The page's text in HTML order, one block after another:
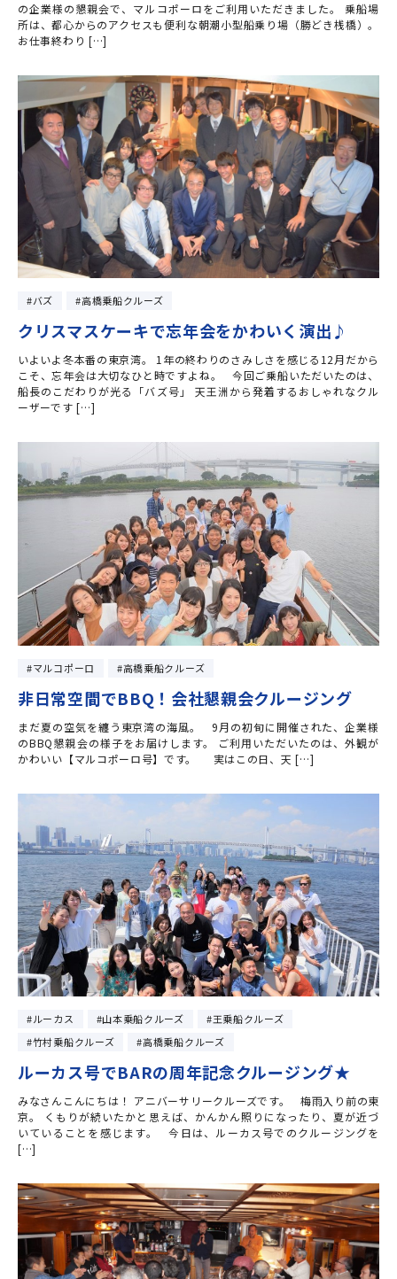
の企業様の懇親会で、マルコポーロをご利用いただきました。 乗船場
所は、都心からのアクセスも便利な朝潮小型船乗り場（勝どき桟橋）。
お仕事終わり […]
バズ 高橋乗船クルーズ
クリスマスケーキで忘年会をかわいく演出♪
いよいよ冬本番の東京湾。 1年の終わりのさみしさを感じる12月だから
こそ、忘年会は大切なひと時ですよね。 今回ご乗船いただいたのは、
船長のこだわりが光る「バズ号」 天王洲から発着するおしゃれなクル
ーザーです […]
マルコポーロ 高橋乗船クルーズ
非日常空間でBBQ！会社懇親会クルージング
まだ夏の空気を纏う東京湾の海風。 9月の初旬に開催された、企業様
のBBQ懇親会の様子をお届けします。 ご利用いただいたのは、外観が
かわいい【マルコポーロ号】です。 実はこの日、天 […]
ルーカス 山本乗船クルーズ
王乗船クルーズ
竹村乗船クルーズ
高橋乗船クルーズ
ルーカス号でBARの周年記念クルージング★
みなさんこんにちは！ アニバーサリークルーズです。 梅雨入り前の東
京。 くもりが続いたかと思えば、かんかん照りになったり、夏が近づ
いていることを感じます。 今日は、ルーカス号でのクルージングを
[…]